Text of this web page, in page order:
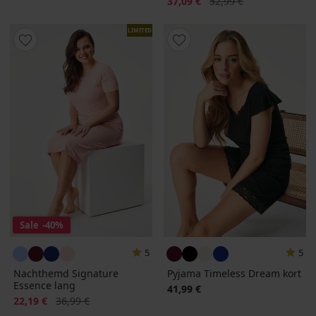
LIMITED
Sale -40%
5
Nachthemd Signature
Essence lang
Korting
22,19 € Oorspronkelijke prijs
36,99 €
5
Pyjama Timeless Dream kort
41,99 €